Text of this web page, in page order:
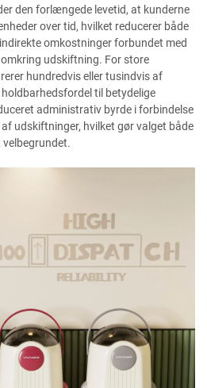
den forlængede levetid, at kunderne
over tid, hvilket reducerer både
omkostninger forbundet med
udskiftning. For store
hundredvis eller tusindvis af
til betydelige
administrativ byrde i forbindelse
udskiftninger, hvilket gør valget både